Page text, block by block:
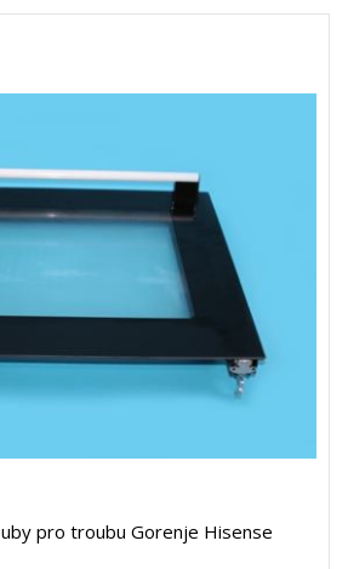
pro troubu Gorenje Hisense